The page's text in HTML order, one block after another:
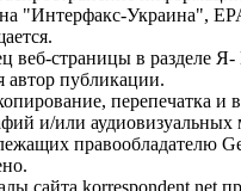
"Интерфакс-Украина",
веб-страницы в разделе
автор публикации.
перепечатка и
и/или аудиовизуальных
правообладателю
сайта korrespondent.net